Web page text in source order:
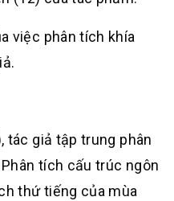
việc phân tích khía
tác giả tập trung phân
tích cấu trúc ngôn
thứ tiếng của mùa